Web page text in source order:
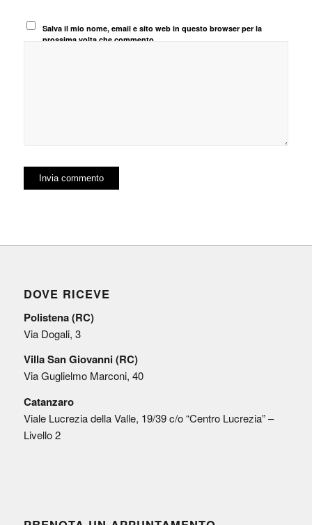
Salva il mio nome, email e sito web in questo browser per la
prossima volta che commento.
DOVE RICEVE
Polistena (RC)
Via Dogali, 3
Villa San Giovanni (RC)
Via Guglielmo Marconi, 40
Catanzaro
Viale Lucrezia della Valle, 19/39 c/o “Centro Lucrezia” –
Livello 2